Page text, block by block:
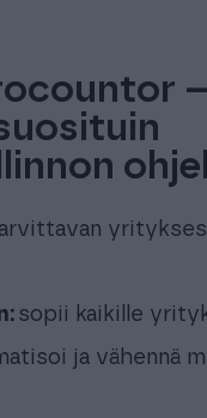
–
sopii kaikille
ja vähennä